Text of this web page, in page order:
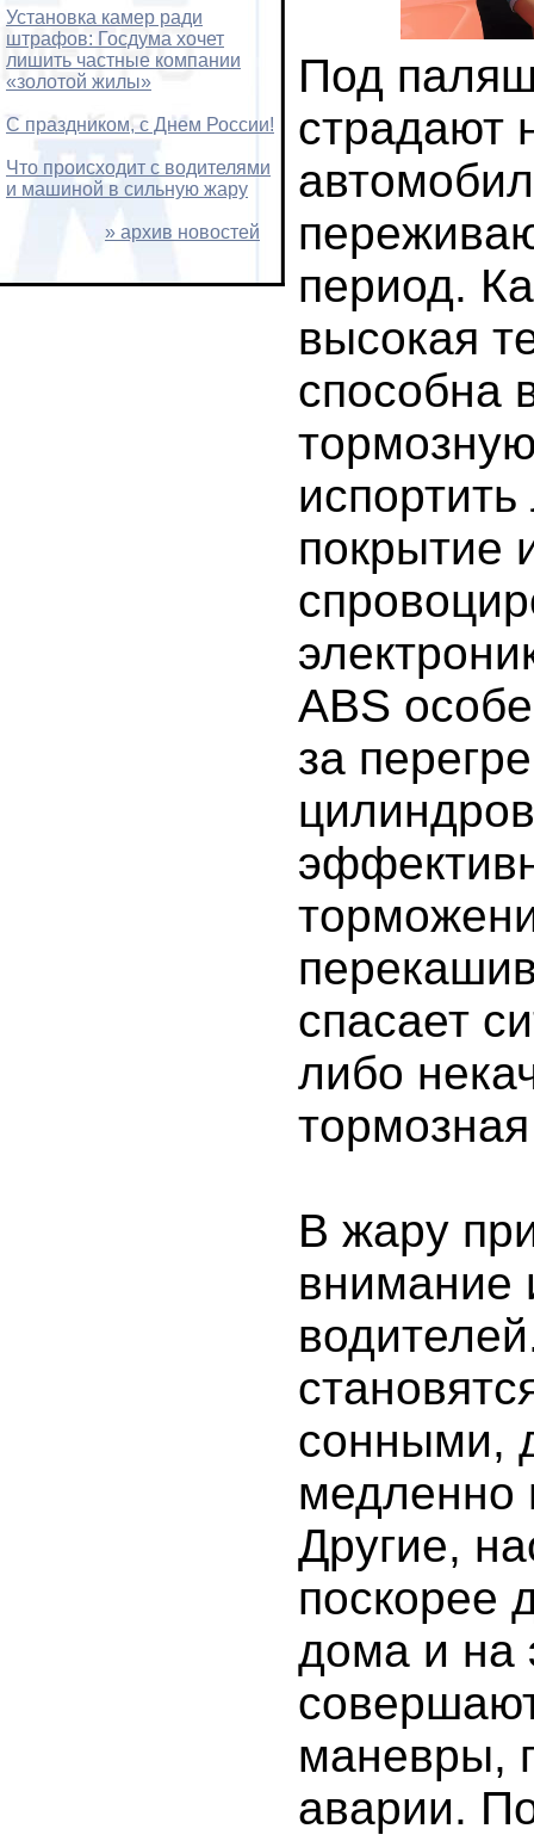
Установка камер ради
штрафов: Госдума хочет
лишить частные компании
«золотой жилы»
С праздником, с Днем России!
Что происходит с водителями
и машиной в сильную жару
» архив новостей
Под
страдают
период.
высокая
способна
покрытие
ABS
за
спасает
либо
В жару
внимание
сонными,
медленно
Другие,
поскорее
дома и на
маневры,
аварии.